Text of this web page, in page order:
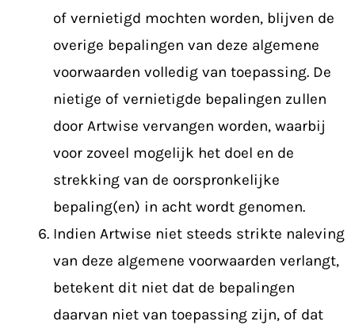
of vernietigd mochten worden, blijven de
overige bepalingen van deze algemene
voorwaarden volledig van toepassing. De
nietige of vernietigde bepalingen zullen
door Artwise vervangen worden, waarbij
voor zoveel mogelijk het doel en de
strekking van de oorspronkelijke
bepaling(en) in acht wordt genomen.
Indien Artwise niet steeds strikte naleving
van deze algemene voorwaarden verlangt,
betekent dit niet dat de bepalingen
daarvan niet van toepassing zijn, of dat